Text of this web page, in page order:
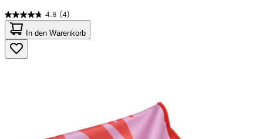
4.8 (4)
4.8
von
5
Sternen.
4
In den Warenkorb